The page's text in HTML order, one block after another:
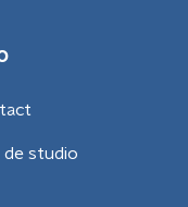
de studio